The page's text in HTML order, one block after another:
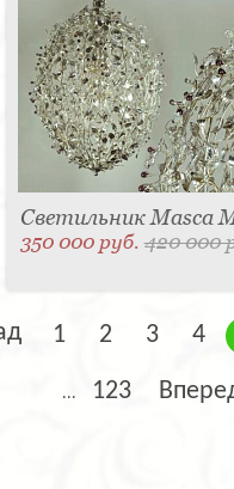
Светильник Masca
350 000 руб.420 000
1 2 3 4
... 123